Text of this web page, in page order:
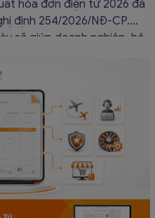
hóa đơn điện tử 2026 đã
định 254/2026/NĐ-CP.
sẽ giúp doanh nghiệp, hộ
hoặc áp […]